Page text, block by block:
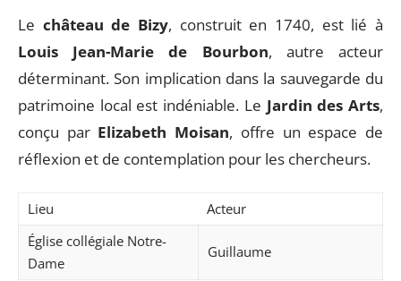
Le château de Bizy, construit en 1740, est lié à
Louis Jean-Marie de Bourbon, autre acteur
déterminant. Son implication dans la sauvegarde du
patrimoine local est indéniable. Le Jardin des Arts,
conçu par Elizabeth Moisan, offre un espace de
réflexion et de contemplation pour les chercheurs.
Lieu
Acteur
Église collégiale Notre-
Dame
Guillaume